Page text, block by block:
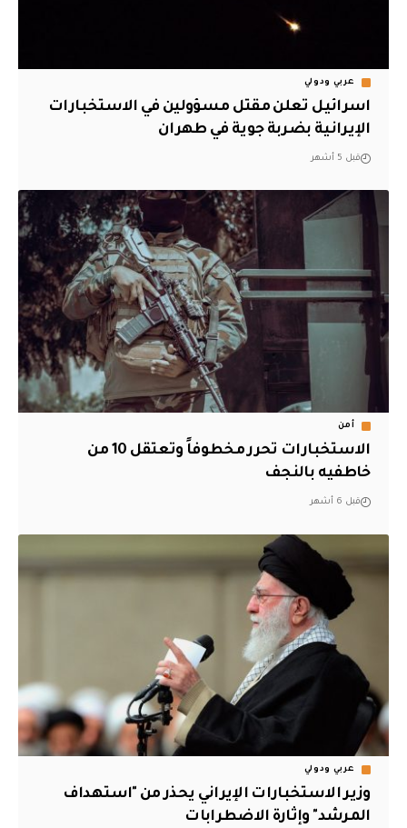
عربي ودولي
اسرائيل تعلن مقتل مسؤولين في الاستخبارات
الإيرانية بضربة جوية في طهران
قبل 5 أشهر
أمن
الاستخبارات تحرر مخطوفاً وتعتقل 10 من
خاطفيه بالنجف
قبل 6 أشهر
عربي ودولي
وزير الاستخبارات الإيراني يحذر من "استهداف
المرشد" وإثارة الاضطرابات